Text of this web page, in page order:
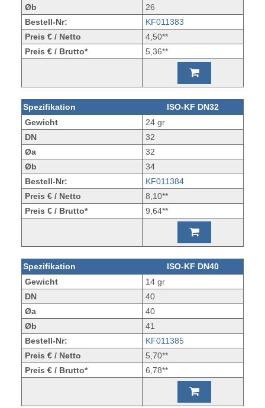
Øb
26
Bestell-Nr:
KF011383
Preis € / Netto
4,50**
Preis € / Brutto*
5,36**
Spezifikation
ISO-KF DN32
Gewicht
24 gr
DN
32
Øa
32
Øb
34
Bestell-Nr:
KF011384
Preis € / Netto
8,10**
Preis € / Brutto*
9,64**
Spezifikation
ISO-KF DN40
Gewicht
14 gr
DN
40
Øa
40
Øb
41
Bestell-Nr:
KF011385
Preis € / Netto
5,70**
Preis € / Brutto*
6,78**